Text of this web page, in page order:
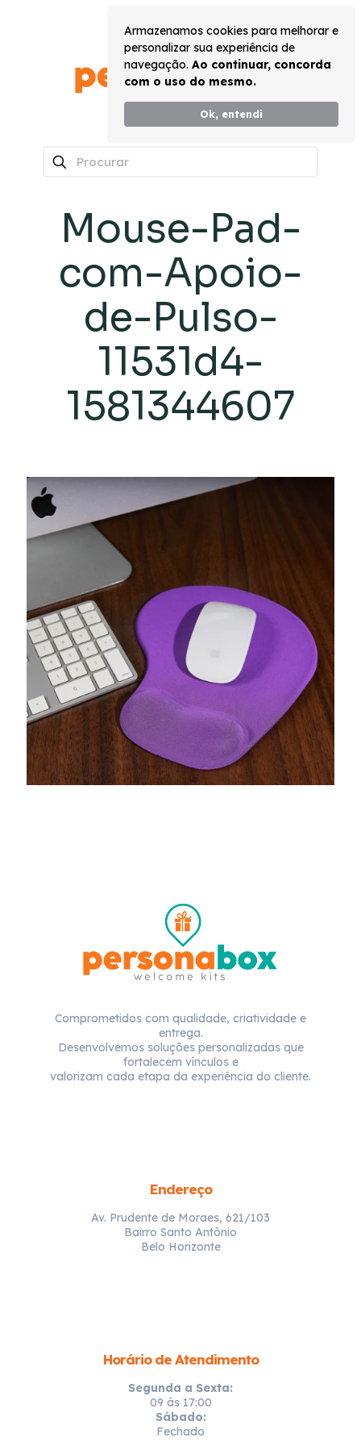
Armazenamos cookies para melhorar e
personalizar sua experiência de
navegação. Ao continuar, concorda
com o uso do mesmo.
Ok, entendi
Mouse-Pad-
com-Apoio-
de-Pulso-
11531d4-
1581344607
Comprometidos com qualidade, criatividade e
entrega.
Desenvolvemos soluções personalizadas que
fortalecem vínculos e
valorizam cada etapa da experiência do cliente.
Endereço
Av. Prudente de Moraes, 621/103
Bairro Santo Antônio
Belo Horizonte
Horário de Atendimento
Segunda a Sexta:
09 ás 17:00
Sábado:
Fechado